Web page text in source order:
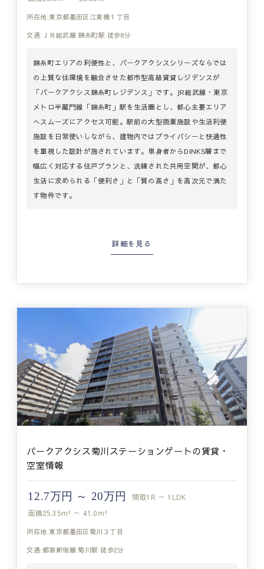
所在地:東京都墨田区江東橋１丁目
交通:ＪＲ総武線 錦糸町駅 徒歩8分
錦糸町エリアの利便性と、パークアクシスシリーズならでは
の上質な住環境を融合させた都市型高級賃貸レジデンスが
「パークアクシス錦糸町レジデンス」です。JR総武線・東京
メトロ半蔵門線「錦糸町」駅を生活圏とし、都心主要エリア
へスムーズにアクセス可能。駅前の大型商業施設や生活利便
施設を日常使いしながら、建物内ではプライバシーと快適性
を重視した設計が施されています。単身者からDINKS層まで
幅広く対応する住戸プランと、洗練された共用空間が、都心
生活に求められる「便利さ」と「質の高さ」を高次元で満た
す物件です。
詳細を見る
パークアクシス菊川ステーションゲートの賃貸・
空室情報
12.7万円 ～ 20万円 間取1R ～ 1LDK
面積25.35m² ～ 41.0m²
所在地:東京都墨田区菊川３丁目
交通:都営新宿線 菊川駅 徒歩2分